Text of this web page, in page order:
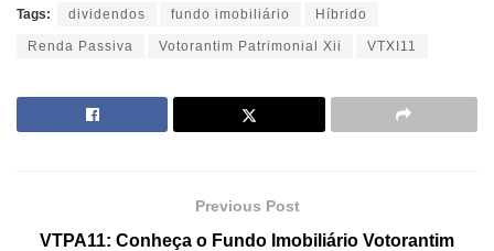
Tags: dividendos fundo imobiliário Híbrido
Renda Passiva Votorantim Patrimonial Xii VTXI11
Previous Post
VTPA11: Conheça o Fundo Imobiliário Votorantim